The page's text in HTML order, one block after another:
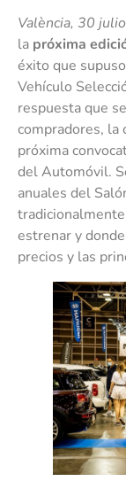
València, 30
la próxima
éxito que
Vehículo
respuesta que
compradores, la
próxima
del Automóvil.
anuales del
estrenar y
precios y las